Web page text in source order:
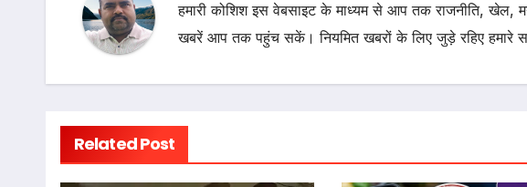
हमारी कोशिश इस वेबसाइट के माध्यम से आप तक राजनीति, खेल,
खबरें आप तक पहुंच सकें। नियमित खबरों के लिए जुड़े रहिए हमारे
Related Post